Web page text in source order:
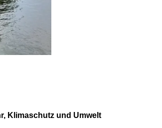
Klimaschutz und Umwelt